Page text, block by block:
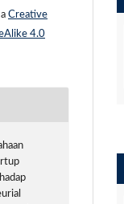
Creative
4.0